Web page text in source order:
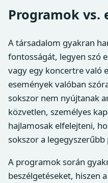
Programok
A társadalom gyakran
fontosságát, legyen szó
vagy egy koncertre való
események valóban
sokszor nem nyújtanak
közvetlen, személyes
hajlamosak elfelejteni,
sokszor a
A programok során
beszélgetéseket, hiszen